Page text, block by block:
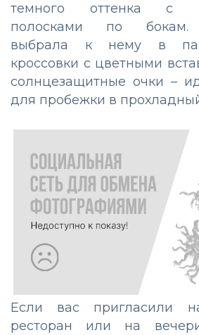
темного оттенка с
полосками по бокам.
выбрала к нему в
кроссовки с цветными
солнцезащитные очки –
для пробежки в
Если вас пригласили
ресторан или на